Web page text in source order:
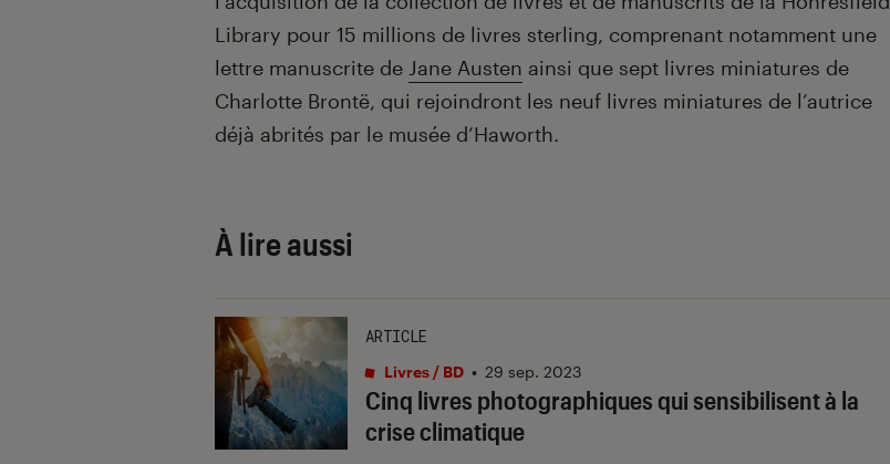
Library pour 15 millions de livres sterling, comprenant notamment une
lettre manuscrite de Jane Austen ainsi que sept livres miniatures de
Charlotte Brontë, qui rejoindront les neuf livres miniatures de l’autrice
déjà abrités par le musée d’Haworth.
À lire aussi
Cinq livres photographiques qui sensibilisent à la
crise climatique
ARTICLE
Livres / BD • 29 sep. 2023